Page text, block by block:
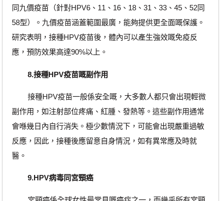
同九價疫苗（針對HPV6、11、16、18、31、33、45、52同
58型）。九價疫苗涵蓋範圍最廣，能夠提供更全面嘅保護。
研究表明，接種HPV疫苗後，體內可以產生強效嘅免疫反
應，預防效果高達90%以上。
8.接種HPV疫苗嘅副作用
接種HPV疫苗一般係安全嘅，大多數人都只會出現輕微
副作用，如注射部位疼痛、紅腫、發熱等。這些副作用通常
會喺幾日內自行消失。極少數情況下，可能會出現嚴重過敏
反應，因此，接種後應留意自身情況，如有異常應及時就
醫。
9.HPV病毒同宮頸癌